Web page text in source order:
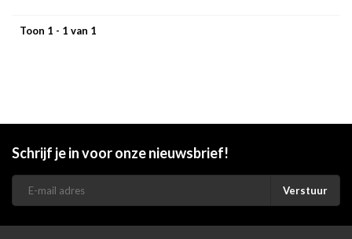
Toon 1 - 1 van 1
Schrijf je in voor onze nieuwsbrief!
Verstuur